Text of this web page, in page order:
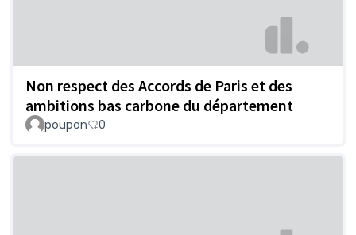
Non respect des Accords de Paris et des
ambitions bas carbone du département
poupon 0